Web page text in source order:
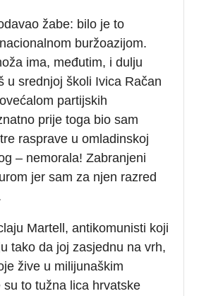
žabe: bilo je to
buržoazijom.
ima, međutim, i dulju
u srednjoj školi Ivica Račan
partijskih
prije toga bio sam
rasprave u omladinskoj
– nemorala! Zabranjeni
jer sam za njen razred
Martell, antikomunisti koji
tako da joj zasjednu na vrh,
žive u milijunaškim
su to tužna lica hrvatske